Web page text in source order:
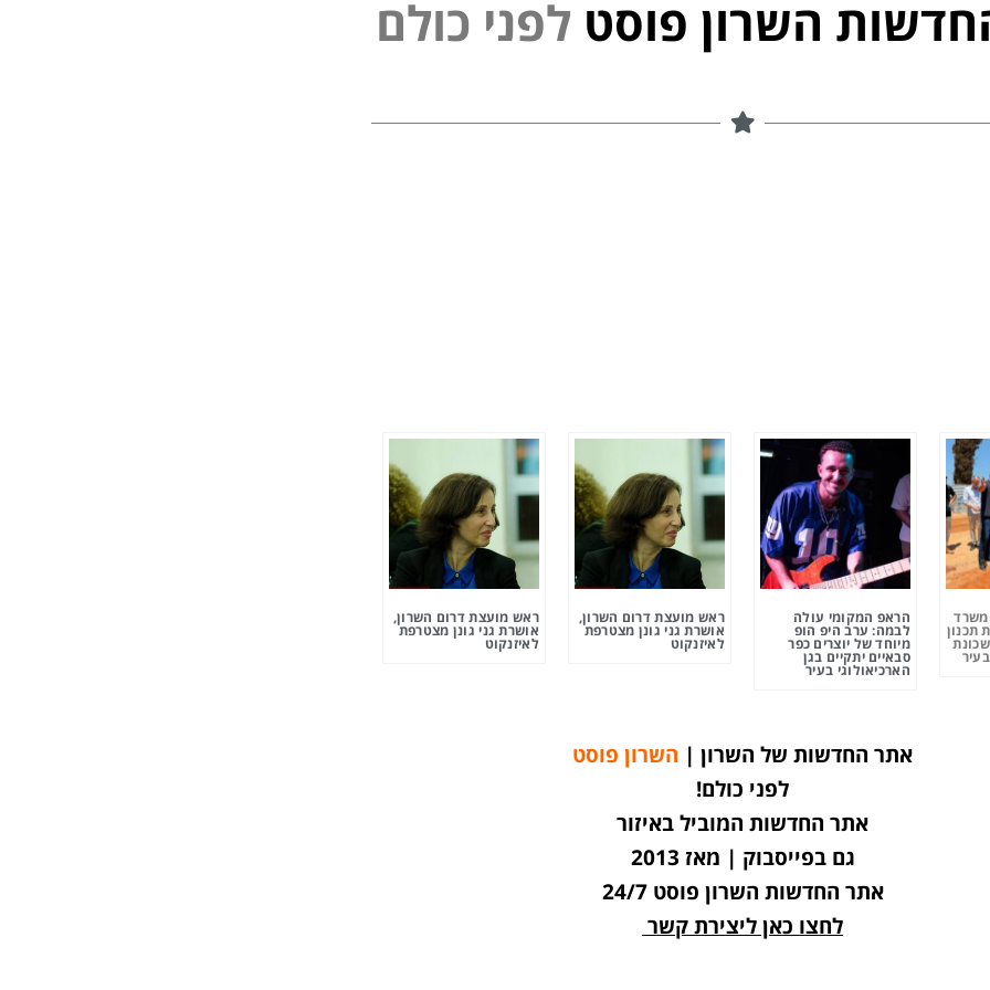
השרון פוסט נ י כולם
תכנון
הראפ המקומי עולה
לבמה: ערב היפ הופ
מיוחד של יוצרים כפר
סבאיים יתקיים בגן
הארכיאולוגי בעיר
ראש מועצת דרום השרון,
אושרת גני גונן מצטרפת
לאיזנקוט
ראש מועצת דרום השרון,
אושרת גני גונן מצטרפת
לאיזנקוט
אתר החדשות של השרון | השרון פוסט
לפני כולם!
אתר החדשות המוביל באיזור
גם בפייסבוק | מאז 2013
אתר החדשות השרון פוסט 24/7
לחצו כאן ליצירת קשר